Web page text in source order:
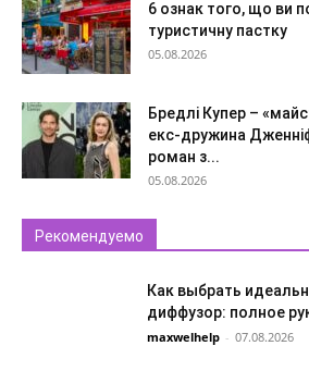
6 ознак того, що ви
туристичну пастку
05.08.2026
Бредлі Купер –
екс-дружина
роман з...
05.08.2026
Рекомендуемо
Как выбрать
диффузор: полное
maxwelhelp - 07.08.2026